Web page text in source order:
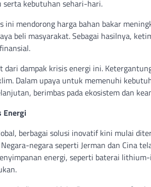
serta kebutuhan sehari-hari.
ini mendorong harga bahan bakar
beli masyarakat. Sebagai hasilnya,
dampak krisis energi ini.
Dalam upaya untuk memenuhi
berimbas pada ekosistem dan
Energi
berbagai solusi inovatif kini mulai
negara seperti Jerman dan Cina
energi, seperti baterai